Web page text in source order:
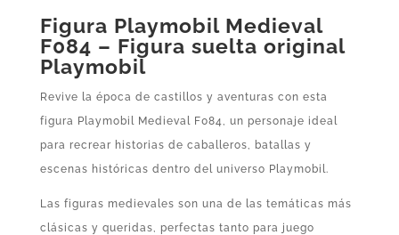
Figura Playmobil Medieval
F084 – Figura suelta original
Playmobil
Revive la época de castillos y aventuras con esta
figura Playmobil Medieval F084, un personaje ideal
para recrear historias de caballeros, batallas y
escenas históricas dentro del universo Playmobil.
Las figuras medievales son una de las temáticas más
clásicas y queridas, perfectas tanto para juego